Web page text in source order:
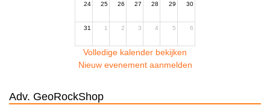
24 25 26 27 28 29 30
31 1 2 3 4 5 6
Volledige kalender bekijken
Nieuw evenement aanmelden
Adv. GeoRockShop